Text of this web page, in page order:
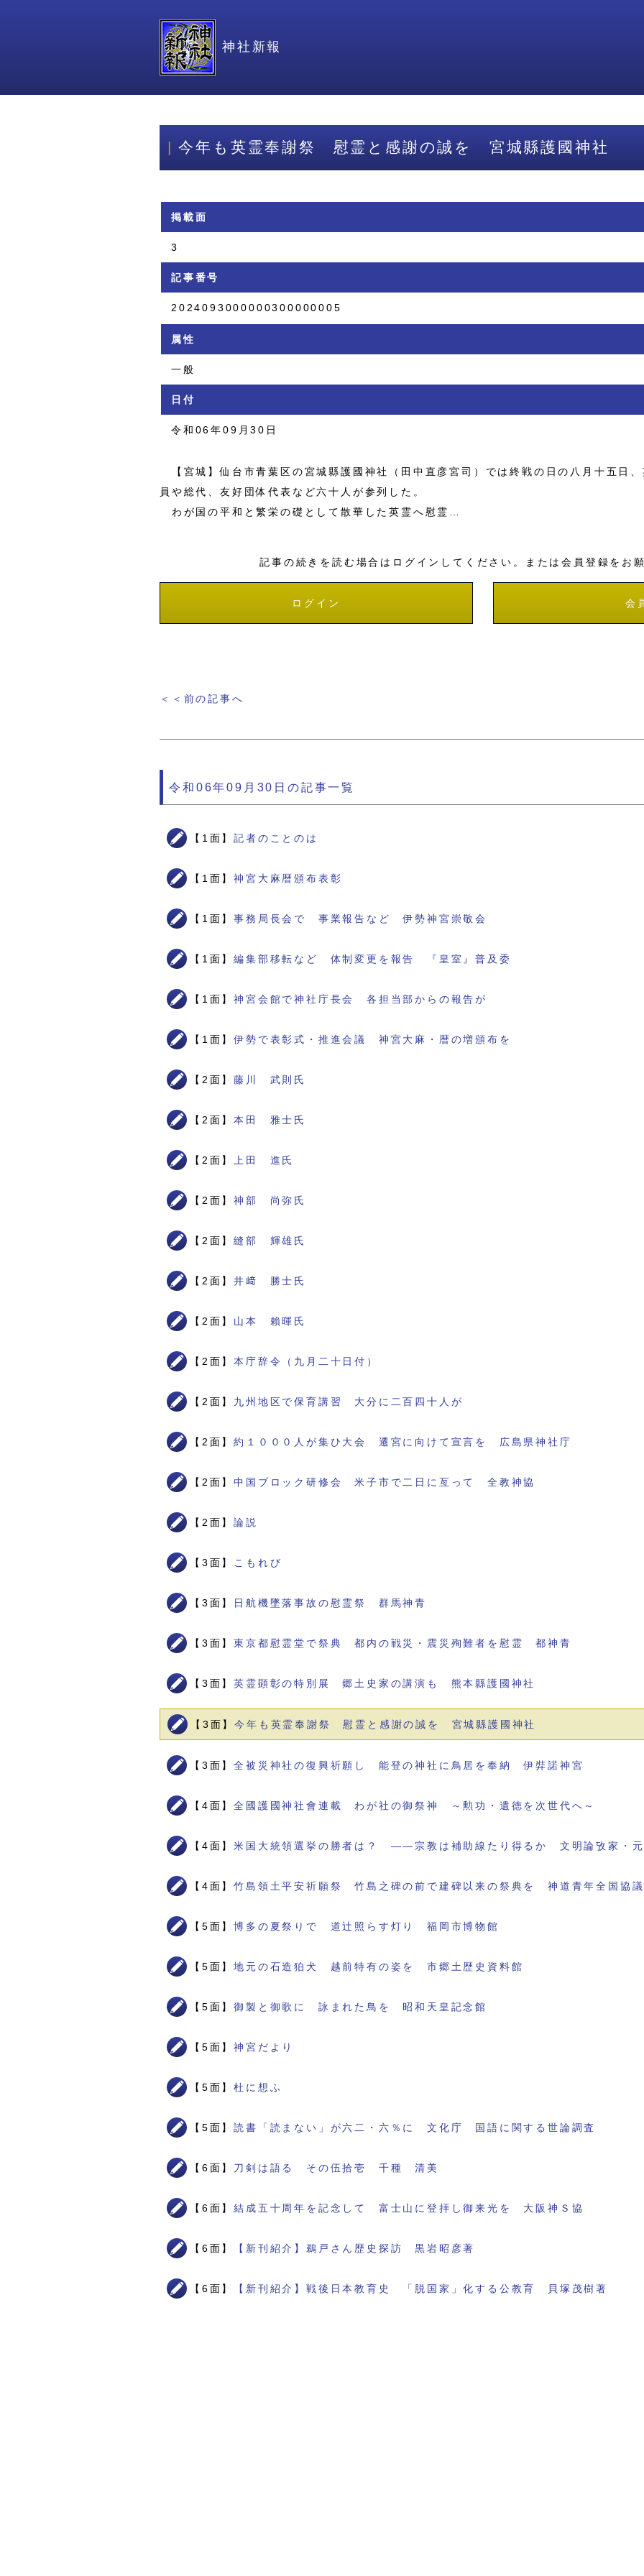
神社新報
今年も英霊奉謝祭 慰霊と感謝の誠を 宮城縣護國神社
掲載面
3
記事番号
2024093000000300000005
属性
一般
日付
令和06年09月30日
【宮城】仙台市青葉区の宮城縣護國神社（田中直彦宮司）では終戦の日の八月十五日
員や総代、友好団体代表など六十人が参列した。
わが国の平和と繁栄の礎として散華した英霊へ慰霊…
記事の続きを読む場合はログインしてください。または会員登録をお
ログイン 会
＜＜前の記事へ
令和06年09月30日の記事一覧
【1面】記者のことのは
【1面】神宮大麻暦頒布表彰
【1面】事務局長会で 事業報告など 伊勢神宮崇敬会
【1面】編集部移転など 体制変更を報告 『皇室』普及委
【1面】神宮会館で神社庁長会 各担当部からの報告が
【1面】伊勢で表彰式・推進会議 神宮大麻・暦の増頒布を
【2面】藤川 武則氏
【2面】本田 雅士氏
【2面】 上田 進氏
【2面】神部 尚弥氏
【2面】縫部 輝雄氏
【2面】井﨑 勝士氏
【2面】 山本 賴暉氏
【2面】本庁辞令（九月二十日付）
【2面】 九州地区で保育講習 大分に二百四十人が
【2面】約１０００人が集ひ大会 遷宮に向けて宣言を 広島県神社庁
【2面】中国ブロック研修会 米子市で二日に亙って 全教神協
【2面】論説
【3面】 こもれび
【3面】 日航機墜落事故の慰霊祭 群馬神青
【3面】東京都慰霊堂で祭典 都内の戦災・震災殉難者を慰霊 都神青
【3面】英霊顕彰の特別展 郷土史家の講演も 熊本縣護國神社
【3面】今年も英霊奉謝祭 慰霊と感謝の誠を 宮城縣護國神社
【3面】全被災神社の復興祈願し 能登の神社に鳥居を奉納 伊弉諾神宮
【4面】全國護國神社會連載 わが社の御祭神 ～勲功・遺徳を次世代へ～
【4面】米国大統領選挙の勝者は？ ――宗教は補助線たり得るか 文明論攷家・
【4面】竹島領土平安祈願祭 竹島之碑の前で建碑以来の祭典を 神道青年全国協議
【5面】博多の夏祭りで 道辻照らす灯り 福岡市博物館
【5面】地元の石造狛犬 越前特有の姿を 市郷土歴史資料館
【5面】御製と御歌に 詠まれた鳥を 昭和天皇記念館
【5面】神宮だより
【5面】杜に想ふ
【5面】読書「読まない」が六二・六％に 文化庁 国語に関する世論調査
【6面】 刀剣は語る その伍拾壱 千種 清美
【6面】結成五十周年を記念して 富士山に登拝し御来光を 大阪神Ｓ協
【6面】 【新刊紹介】鵜戸さん歴史探訪 黒岩昭彦著
【6面】 【新刊紹介】戦後日本教育史 「脱国家」化する公教育 貝塚茂樹著